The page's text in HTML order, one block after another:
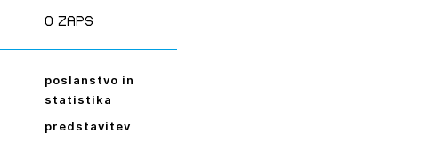
O zaps
poslanstvo in
statistika
predstavitev